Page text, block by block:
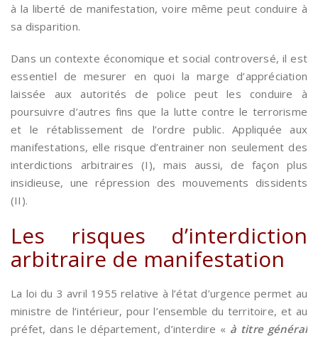
à la liberté de manifestation, voire même peut conduire à
sa disparition.
Dans un contexte économique et social controversé, il est
essentiel de mesurer en quoi la marge d’appréciation
laissée aux autorités de police peut les conduire à
poursuivre d’autres fins que la lutte contre le terrorisme
et le rétablissement de l’ordre public. Appliquée aux
manifestations, elle risque d’entrainer non seulement des
interdictions arbitraires (I), mais aussi, de façon plus
insidieuse, une répression des mouvements dissidents
(II).
Les risques d’interdiction
arbitraire de manifestation
La loi du 3 avril 1955 relative à l’état d’urgence permet au
ministre de l’intérieur, pour l’ensemble du territoire, et au
préfet, dans le département, d’interdire « à titre général